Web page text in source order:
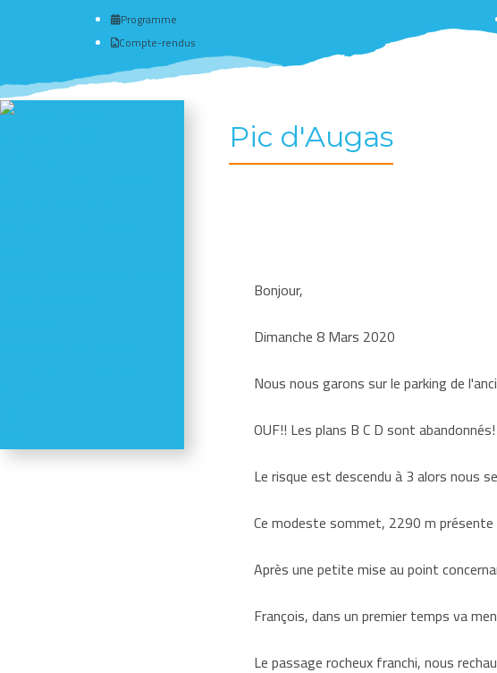
Programme
Compte-rendus
Pic d'Augas
Bonjour,
Dimanche 8 Mars 2020
Nous nous garons sur le parking de
OUF!! Les plans B C D sont
Le risque est descendu à 3 alors nous
Ce modeste sommet, 2290 m
Après une petite mise au point
François, dans un premier temps va
Le passage rocheux franchi, nous